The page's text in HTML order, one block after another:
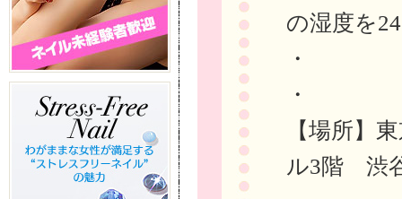
の湿度を
・
・
【場所】
ル3階 渋